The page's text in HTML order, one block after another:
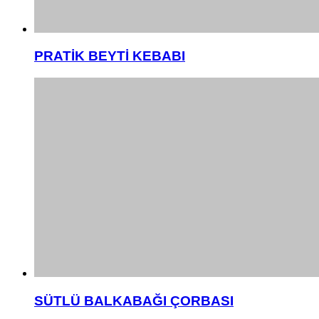
PRATİK BEYTİ KEBABI
SÜTLÜ BALKABAĞI ÇORBASI